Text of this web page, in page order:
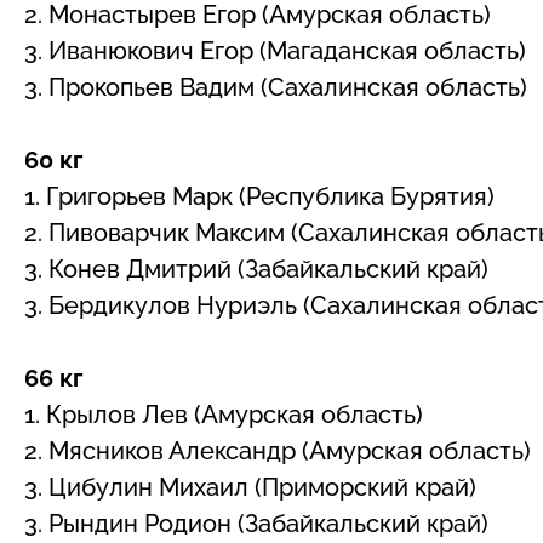
2. Монастырев Егор (Амурская область)
3. Иванюкович Егор (Магаданская область)
3. Прокопьев Вадим (Сахалинская область)
60 кг
1. Григорьев Марк (Республика Бурятия)
2. Пивоварчик Максим (Сахалинская
3. Конев Дмитрий (Забайкальский край)
3. Бердикулов Нуриэль (Сахалинская
66 кг
1. Крылов Лев (Амурская область)
2. Мясников Александр (Амурская область)
3. Цибулин Михаил (Приморский край)
3. Рындин Родион (Забайкальский край)